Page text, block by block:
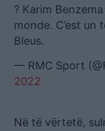
? Karim
monde. C’est un
Bleus.
— RMC Sport
2022
Në të vërtetë,